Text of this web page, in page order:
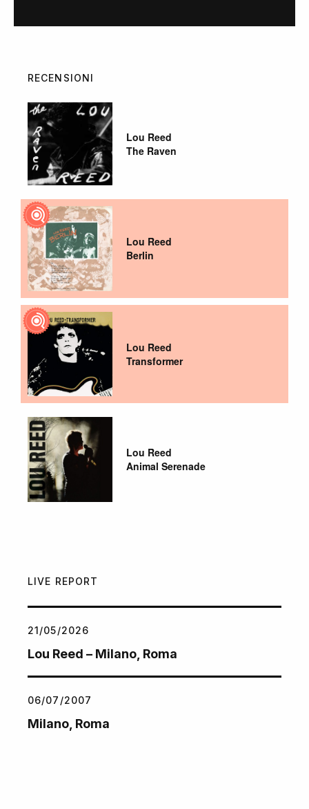
RECENSIONI
Lou Reed
The Raven
Lou Reed
Berlin
Lou Reed
Transformer
Lou Reed
Animal Serenade
LIVE REPORT
21/05/2026
Lou Reed – Milano, Roma
06/07/2007
Milano, Roma